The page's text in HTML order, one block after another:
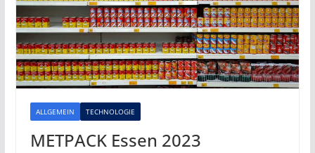
ALLGEMEIN TECHNOLOGIE
METPACK Essen 2023